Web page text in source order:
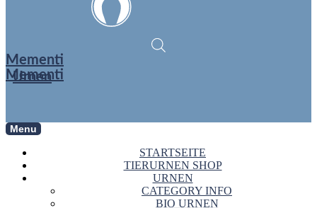
Mementi
Urnen
Mementi
Menu
STARTSEITE
TIERURNEN SHOP
URNEN
CATEGORY INFO
BIO URNEN